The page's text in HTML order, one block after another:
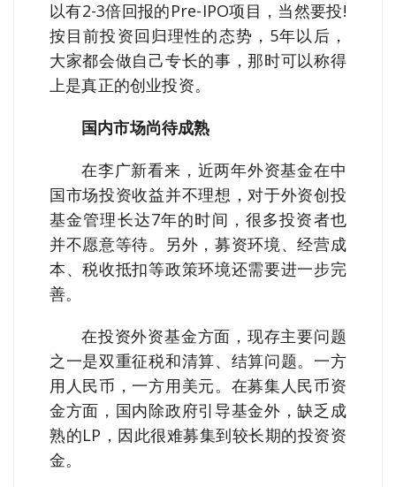
以有2-3倍回报的Pre-IPO项目，当然要投!
按目前投资回归理性的态势，5年以后，
大家都会做自己专长的事，那时可以称得
上是真正的创业投资。
国内市场尚待成熟
在李广新看来，近两年外资基金在中
国市场投资收益并不理想，对于外资创投
基金管理长达7年的时间，很多投资者也
并不愿意等待。另外，募资环境、经营成
本、税收抵扣等政策环境还需要进一步完
善。
在投资外资基金方面，现存主要问题
之一是双重征税和清算、结算问题。一方
用人民币，一方用美元。在募集人民币资
金方面，国内除政府引导基金外，缺乏成
熟的LP，因此很难募集到较长期的投资资
金。